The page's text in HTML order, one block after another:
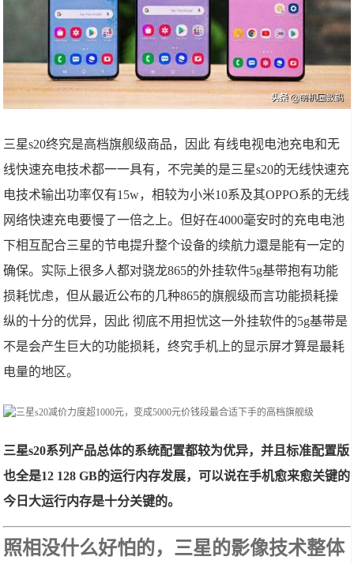
三星s20终究是高档旗舰级商品，因此 有线电视电池充电和无
线快速充电技术都一一具有，不完美的是三星s20的无线快速充
电技术输出功率仅有15w，相较为小米10系及其OPPO系的无线
网络快速充电要慢了一倍之上。但好在4000毫安时的充电电池
下相互配合三星的节电提升整个设备的续航力還是能有一定的
确保。实际上很多人都对骁龙865的外挂软件5g基带抱有功能
损耗忧虑，但从最近公布的几种865的旗舰级而言功能损耗操
纵的十分的优异，因此 彻底不用担忧这一外挂软件的5g基带是
不是会产生巨大的功能损耗，终究手机上的显示屏才算是最耗
电量的地区。
三星s20系列产品总体的系统配置都较为优异，并且标准配置版
也全是12 128 GB的运行内存发展，可以说在手机愈来愈关键的
今日大运行内存是十分关键的。
照相没什么好怕的，三星的影像技术整体